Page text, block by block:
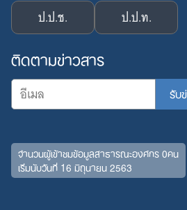
ป.ป.ช. ป.ป.ท.
ติดตามข่าวสาร
จำนวนผู้เข้าชมข้อมูลสาธารณะองค์กร 0คน
เริ่มนับวันที่ 16 มิถุนายน 2563